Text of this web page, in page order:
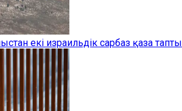
екі израильдік сарбаз қаза тапты